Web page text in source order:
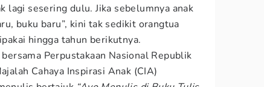
lagi sesering dulu. Jika sebelumnya anak
buku baru”, kini tak sedikit orangtua
hingga tahun berikutnya.
Perpustakaan Nasional Republik
Cahaya Inspirasi Anak (CIA)